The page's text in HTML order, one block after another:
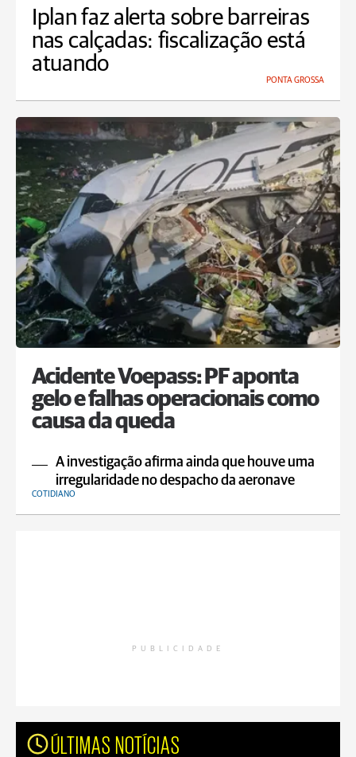
Iplan faz alerta sobre barreiras
nas calçadas: fiscalização está
atuando
PONTA GROSSA
Acidente Voepass: PF aponta
gelo e falhas operacionais como
causa da queda
A investigação afirma ainda que houve uma
irregularidade no despacho da aeronave
COTIDIANO
PUBLICIDADE
ÚLTIMAS NOTÍCIAS